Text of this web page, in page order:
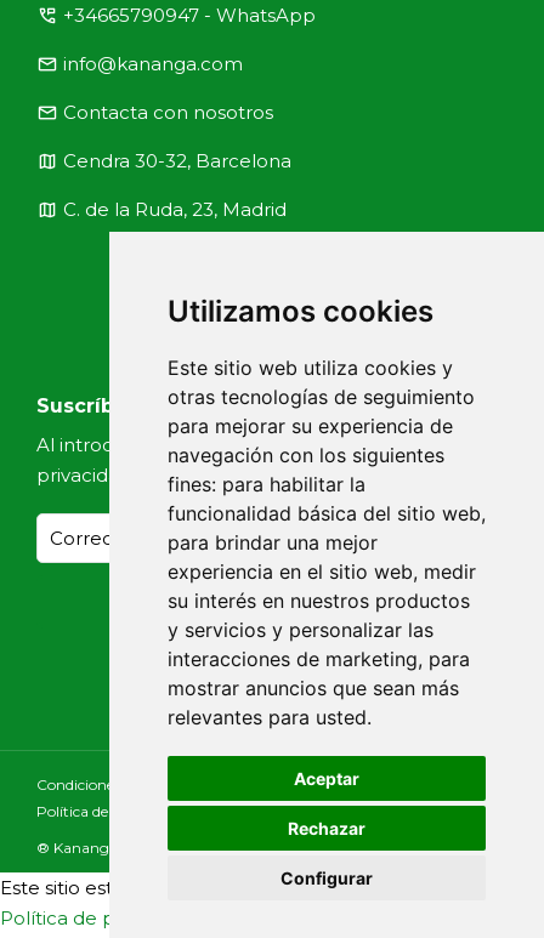
Utilizamos cookies
Este sitio web utiliza cookies y
otras tecnologías de seguimiento
para mejorar su experiencia de
navegación con los siguientes
fines: para habilitar la
funcionalidad básica del sitio web,
para brindar una mejor
experiencia en el sitio web, medir
su interés en nuestros productos
y servicios y personalizar las
interacciones de marketing, para
mostrar anuncios que sean más
relevantes para usted.
Aceptar
Rechazar
Configurar
perm_phone_msg +34665790947 - WhatsApp
email info@kananga.com
email Contacta con nosotros
map Cendra 30-32, Barcelona
map C. de la Ruda, 23, Madrid
Suscríbete a nuestras noticias
Al introducir tu email, aceptas nuestra Política de
privacidad
Condiciones Generales Aviso Legal
Política de Cookies
Política de Privacidad
Declaración de Accesibilidad
® Kananga
Este sitio está protegido por reCAPTCHA y se aplican la
Política de privacidad